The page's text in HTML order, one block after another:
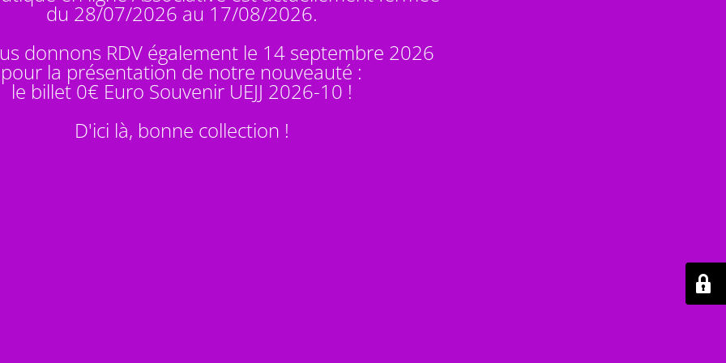
du 28/07/2026 au 17/08/2026.
donnons RDV également le 14 septembre 2026
pour la présentation de notre nouveauté :
le billet 0€ Euro Souvenir UEJJ 2026-10 !
D'ici là, bonne collection !